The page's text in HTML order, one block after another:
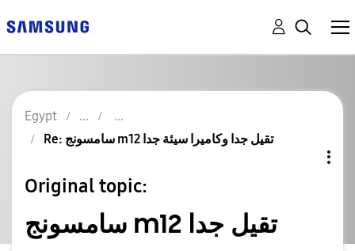
Egypt
Re: سامسونج m12 تقيل جدا وكاميرا سيئة جدا
Original topic:
سامسونج m12 تقيل جدا